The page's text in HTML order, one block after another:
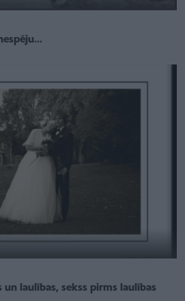
un laulības, sekss pirms laulības